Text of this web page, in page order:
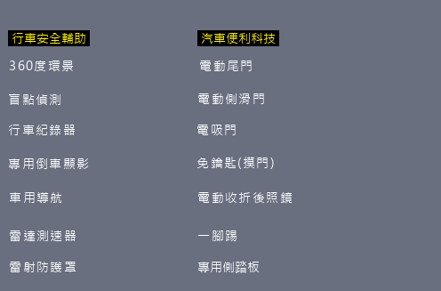
行車安全輔助
360度環景
盲點偵測
行車紀錄器
專用倒車顯影
車用導航
汽車便利科技
電動尾門
電動側滑門
電吸門
免鑰匙(摸門)
電動收折後照鏡
雷達測速器
雷射防護罩
一腳踢
​專用側踏板